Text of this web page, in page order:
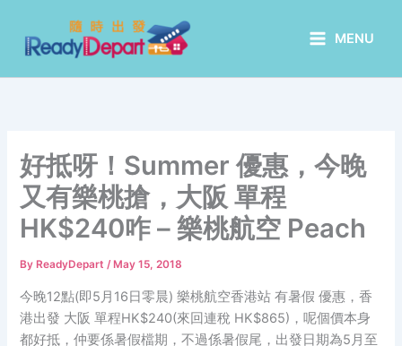
content
MENU
好抵呀！Summer 優惠，今晚
又有樂桃搶，大阪 單程
HK$240咋 – 樂桃航空 Peach
By ReadyDepart/ May 15, 2018
今晚12點(即5月16日零晨) 樂桃航空香港站 有暑假 優惠，香
港出發 大阪 單程HK$240(來回連稅 HK$865)，呢個價本身
都好抵，仲要係暑假檔期，不過係暑假尾，出發日期為5月至